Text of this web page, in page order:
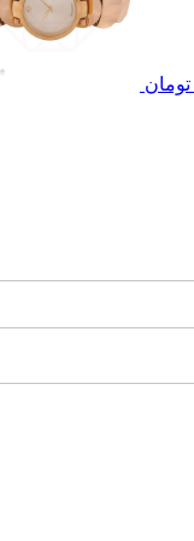
تومان